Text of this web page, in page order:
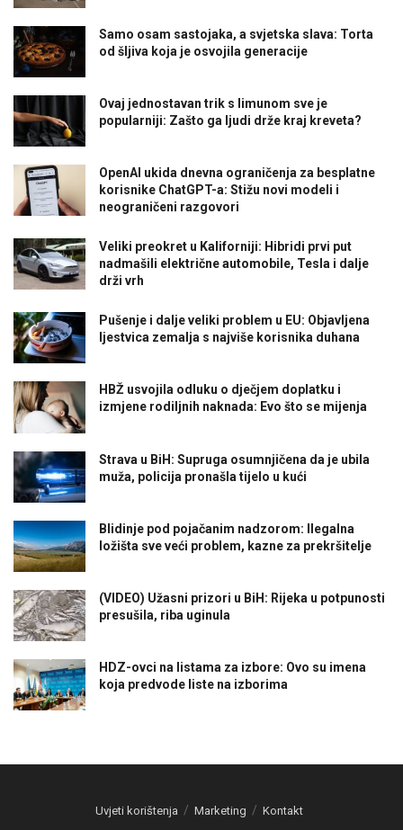
Samo osam sastojaka, a svjetska slava: Torta
od šljiva koja je osvojila generacije
Ovaj jednostavan trik s limunom sve je
popularniji: Zašto ga ljudi drže kraj kreveta?
OpenAI ukida dnevna ograničenja za besplatne
korisnike ChatGPT-a: Stižu novi modeli i
neograničeni razgovori
Veliki preokret u Kaliforniji: Hibridi prvi put
nadmašili električne automobile, Tesla i dalje
drži vrh
Pušenje i dalje veliki problem u EU: Objavljena
ljestvica zemalja s najviše korisnika duhana
HBŽ usvojila odluku o dječjem doplatku i
izmjene rodiljnih naknada: Evo što se mijenja
Strava u BiH: Supruga osumnjičena da je ubila
muža, policija pronašla tijelo u kući
Blidinje pod pojačanim nadzorom: Ilegalna
ložišta sve veći problem, kazne za prekršitelje
(VIDEO) Užasni prizori u BiH: Rijeka u potpunosti
presušila, riba uginula
HDZ-ovci na listama za izbore: Ovo su imena
koja predvode liste na izborima
Uvjeti korištenja Marketing Kontakt